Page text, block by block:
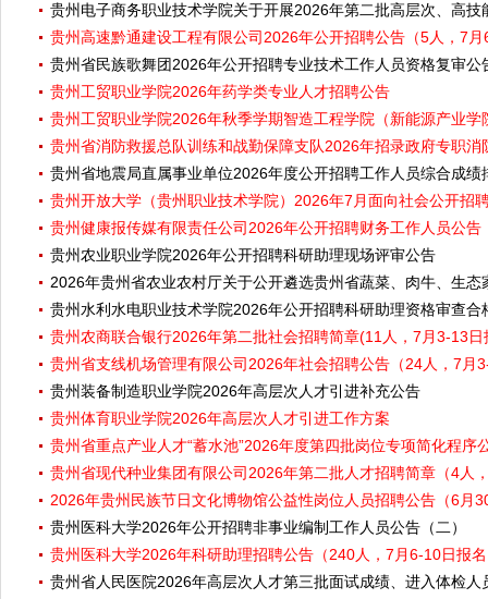
贵州电子商务职业技术学院关于开展2026年第二批高层次、高技
贵州高速黔通建设工程有限公司2026年公开招聘公告（5人，7
贵州省民族歌舞团2026年公开招聘专业技术工作人员资格复审公
贵州工贸职业学院2026年药学类专业人才招聘公告
贵州工贸职业学院2026年秋季学期智造工程学院（新能源产业
贵州省消防救援总队训练和战勤保障支队2026年招录政府专职
贵州省地震局直属事业单位2026年度公开招聘工作人员综合成绩
贵州开放大学（贵州职业技术学院）2026年7月面向社会公开招
贵州健康报传媒有限责任公司2026年公开招聘财务工作人员公告
贵州农业职业学院2026年公开招聘科研助理现场评审公告
2026年贵州省农业农村厅关于公开遴选贵州省蔬菜、肉牛、生
贵州水利水电职业技术学院2026年公开招聘科研助理资格审查
贵州农商联合银行2026年第二批社会招聘简章(11人，7月3-13日
贵州省支线机场管理有限公司2026年社会招聘公告（24人，7月
贵州装备制造职业学院2026年高层次人才引进补充公告
贵州体育职业学院2026年高层次人才引进工作方案
贵州省重点产业人才“蓄水池”2026年度第四批岗位专项简化程
贵州省现代种业集团有限公司2026年第二批人才招聘简章（4人
2026年贵州民族节日文化博物馆公益性岗位人员招聘公告（6月
贵州医科大学2026年公开招聘非事业编制工作人员公告（二）
贵州医科大学2026年科研助理招聘公告（240人，7月6-10日报
贵州省人民医院2026年高层次人才第三批面试成绩、进入体检